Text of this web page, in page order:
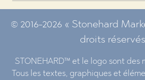
© 2016-2026 « Stonehard
droits
STONEHARD™ et le logo sont des
Tous les textes, graphiques et